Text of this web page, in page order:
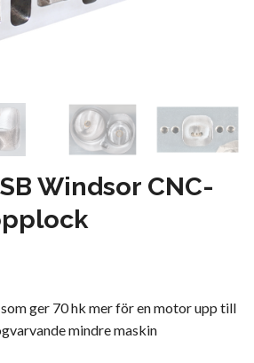
Windsor CNC-
ger 70 hk mer för en motor upp till
mindre maskin